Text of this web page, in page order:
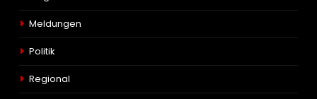
Meldungen
Politik
Regional